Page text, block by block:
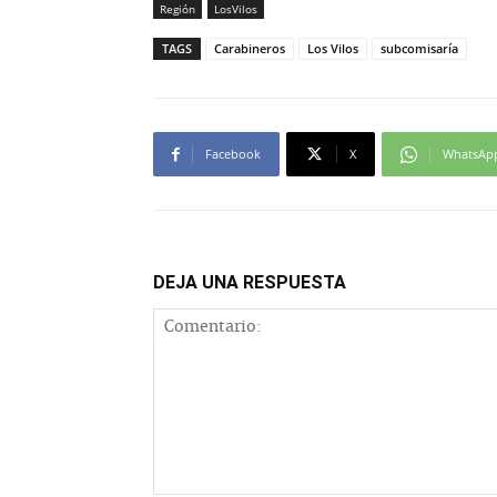
Región LosVilos
TAGS Carabineros Los Vilos subcomisaría
Facebook X
DEJA UNA RESPUESTA